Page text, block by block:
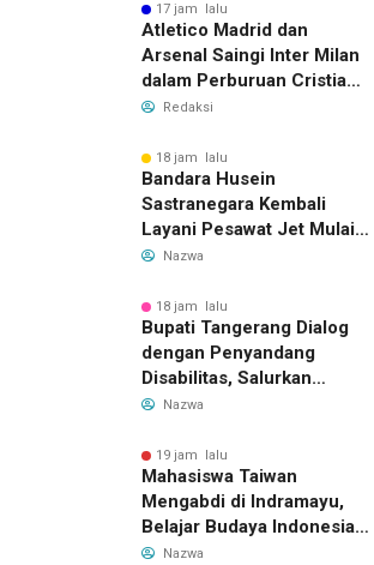
17 jam lalu
Atletico Madrid dan
Arsenal Saingi Inter Milan
dalam Perburuan Cristian
Romero, Transfer Bek
Redaksi
18 jam lalu
Bandara Husein
Sastranegara Kembali
Layani Pesawat Jet Mulai
14 Agustus 2026, Garuda
Bandung-Denpasar
Nazwa
18 jam lalu
Bupati Tangerang Dialog
dengan Penyandang
Disabilitas, Salurkan
Bantuan dan Tampung
Nazwa
19 jam lalu
Mahasiswa Taiwan
Mengabdi di Indramayu,
Belajar Budaya Indonesia
dan Edukasi Pekerja
Nazwa